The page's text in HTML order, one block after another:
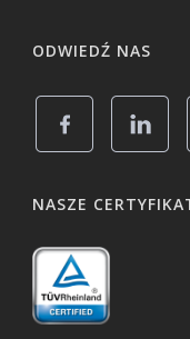
przyczyna
z błędu
wystawienia
okresie
rozróżnienie ma
wpływa na
ewentualne
ODWIEDŹ NAS
NASZE